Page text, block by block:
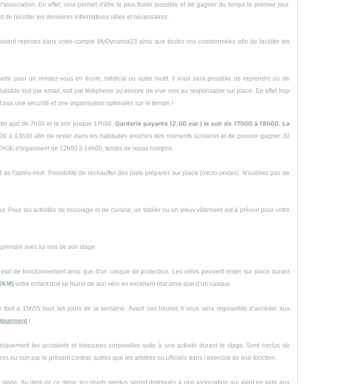
En effet, cela permet d'être le plus fluide possible et de gagner du temps le premier jour.
récolter les dernières informations utiles et nécessaires.
reprises dans votre compte MyDynamix23 ainsi que toutes vos coordonnées afin de faciliter les
pour un rendez-vous en école, médical ou autre motif, il vous sera possible de reprendre ou de
soit par email, soit par téléphone ou encore de vive voix au responsable sur place. En effet trop
une sécurité et une organisation optimales sur le terrain !
apd de 7h30 et le soir jusque 17h00. Garderie payante (2,00 eur.) le soir de 17h00 à 18h00. La
à 13h30 afin de rester dans les habitudes proches des moments scolaires et de pouvoir gagner 30
s'organisent de 12h00 à 14h00, temps de repas compris.
l'après-midi. Possibilité de réchauffer des plats préparés sur place (micro-ondes). N'oubliez pas de
Pour les activités de bricolage et de cuisine, un tablier ou un vieux vêtement est à prévoir pour votre
avec lui lors de son stage.
de fonctionnement ainsi que d'un casque de protection. Les vélos peuvent rester sur place durant
votre enfant doit se munir de son vélo en excellent état ainsi que d’un casque.
à 15h55 tous les jours de la semaine. Avant ces heures il vous sera impossible d’accéder aux
!
les accidents et blessures corporelles suite à une activité durant le stage. Sont exclus de
ou non par le présent contrat, autres que les arbitres ou officiels dans l’exercice de leur fonction.
Au delà de ce délai, les objets perdus seront distribués à une association qui vient en aide aux